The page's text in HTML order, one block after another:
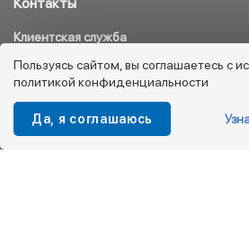
Клиентская служба
8 800 333 08 45
info@kotofey.ru
Магазины в Москва (50)
Пользуясь сайтом, вы соглашаетесь с
политикой конфиденциальности
Да, я соглашаюсь